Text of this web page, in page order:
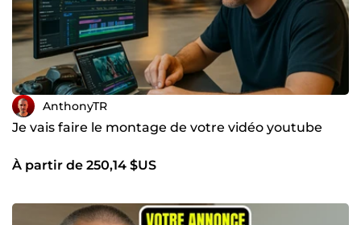
AnthonyTR
Je vais faire le montage de votre vidéo youtube
À partir de 250,14 $US